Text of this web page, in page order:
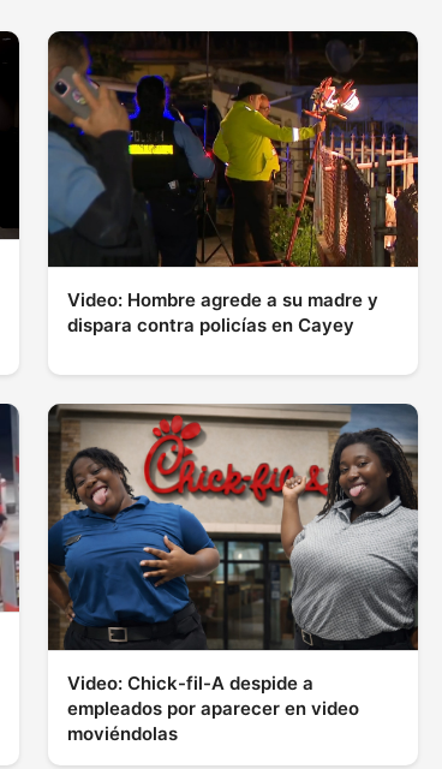
Video: Hombre agrede a su madre y
dispara contra policías en Cayey
Video: Chick-fil-A despide a
empleados por aparecer en video
moviéndolas